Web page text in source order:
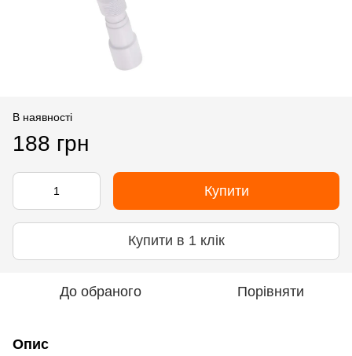
В наявності
188 грн
Купити
Купити в 1 клік
До обраного Порівняти
Опис